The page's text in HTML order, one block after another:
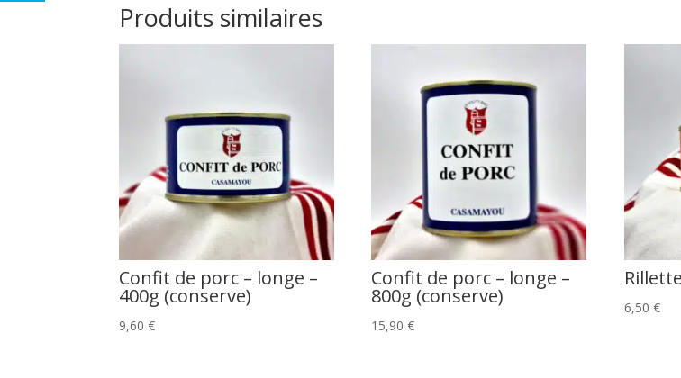
Produits similaires
Confit de porc – longe –
400g (conserve)
9,60 €
Confit de porc – longe –
800g (conserve)
15,90€
6,50 €